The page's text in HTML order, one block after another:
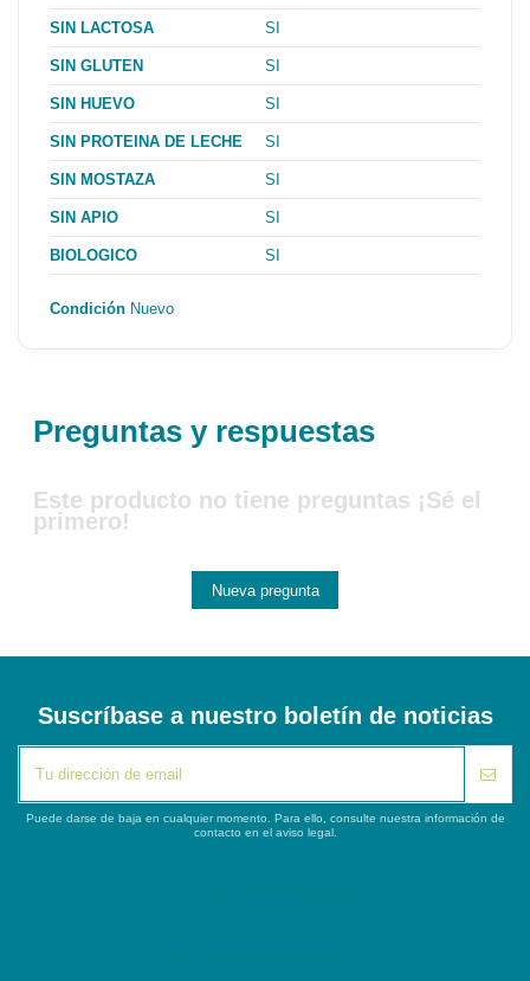
SIN LACTOSA SI
SIN GLUTEN SI
SIN HUEVO SI
SIN PROTEINA DE LECHE SI
SIN MOSTAZA SI
SIN APIO SI
BIOLOGICO SI
Condición Nuevo
Preguntas y respuestas
Este producto no tiene preguntas ¡Sé el
primero!
Nueva pregunta
Suscríbase a nuestro boletín de noticias
Puede darse de baja en cualquier momento. Para ello, consulte nuestra información de
contacto en el aviso legal.